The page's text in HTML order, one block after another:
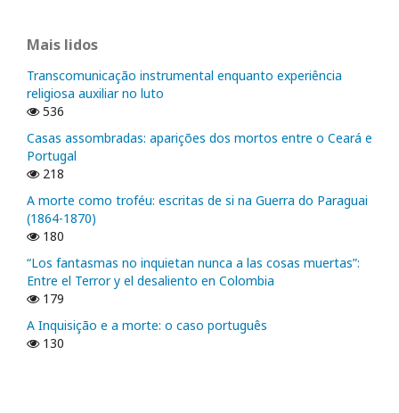
Mais lidos
Transcomunicação instrumental enquanto experiência
religiosa auxiliar no luto
536
Casas assombradas: aparições dos mortos entre o Ceará e
Portugal
218
A morte como troféu: escritas de si na Guerra do Paraguai
(1864-1870)
180
“Los fantasmas no inquietan nunca a las cosas muertas”:
Entre el Terror y el desaliento en Colombia
179
A Inquisição e a morte: o caso português
130